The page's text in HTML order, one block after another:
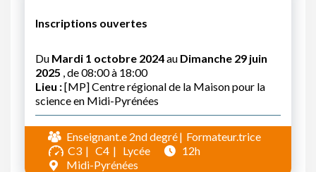
Inscriptions ouvertes
Du Mardi 1 octobre 2024au Dimanche 29 juin
2025 , de 08:00 à 18:00
Lieu :[MP] Centre régional de la Maison pour la
science en Midi-Pyrénées
Enseignant.e 2nd degré
Formateur.trice
C3
C4 Lycée
12h
Midi-Pyrénées